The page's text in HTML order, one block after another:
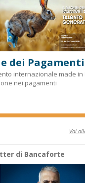
dei Pagamenti
internazionale made
nei pagamenti
Vai
di Bancaforte